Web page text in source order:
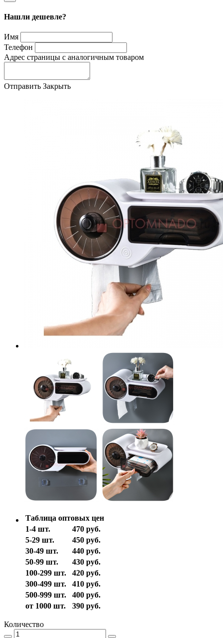
Нашли дешевле?
Имя
Телефон
Адрес страницы с аналогичным товаром
Отправить Закрыть
Таблица оптовых цен
1-4 шт.
470 руб.
5-29 шт.
450 руб.
30-49 шт.
440 руб.
50-99 шт.
430 руб.
100-299 шт.
420 руб.
300-499 шт.
410 руб.
500-999 шт.
400 руб.
от 1000 шт.
390 руб.
Количество